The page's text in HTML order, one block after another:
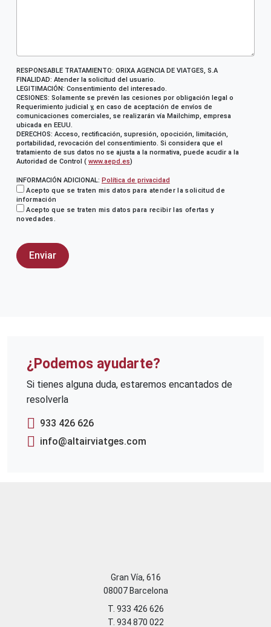
RESPONSABLE TRATAMIENTO: ORIXA AGENCIA DE VIATGES, S.A
FINALIDAD: Atender la solicitud del usuario.
LEGITIMACIÓN: Consentimiento del interesado.
CESIONES: Solamente se prevén las cesiones por obligación legal o
Requerimiento judicial y, en caso de aceptación de envíos de
comunicaciones comerciales, se realizarán vía Mailchimp, empresa
ubicada en EEUU.
DERECHOS: Acceso, rectificación, supresión, opocición, limitación,
portabilidad, revocación del consentimiento. Si considera que el
tratamiento de sus datos no se ajusta a la normativa, puede acudir a la
Autoridad de Control ( www.aepd.es)
INFORMACIÓN ADICIONAL: Política de privacidad
Acepto que se traten mis datos para atender la solicitud de
información
Acepto que se traten mis datos para recibir las ofertas y
novedades.
¿Podemos ayudarte?
Si tienes alguna duda, estaremos encantados de
resolverla
933 426 626
info@altairviatges.com
Gran Vía, 616
08007 Barcelona
T. 933 426 626
T. 934 870 022